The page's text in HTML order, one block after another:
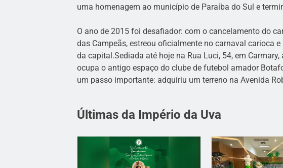
uma homenagem ao município de Paraíba do Sul e
O ano de 2015 foi desafiador: com o cancelamento do
das Campeãs, estreou oficialmente no carnaval carioca
da capital.Sediada até hoje na Rua Luci, 54, em Carmary,
ocupa o antigo espaço do clube de futebol amador
um passo importante: adquiriu um terreno na Avenida
Últimas da Império da Uva